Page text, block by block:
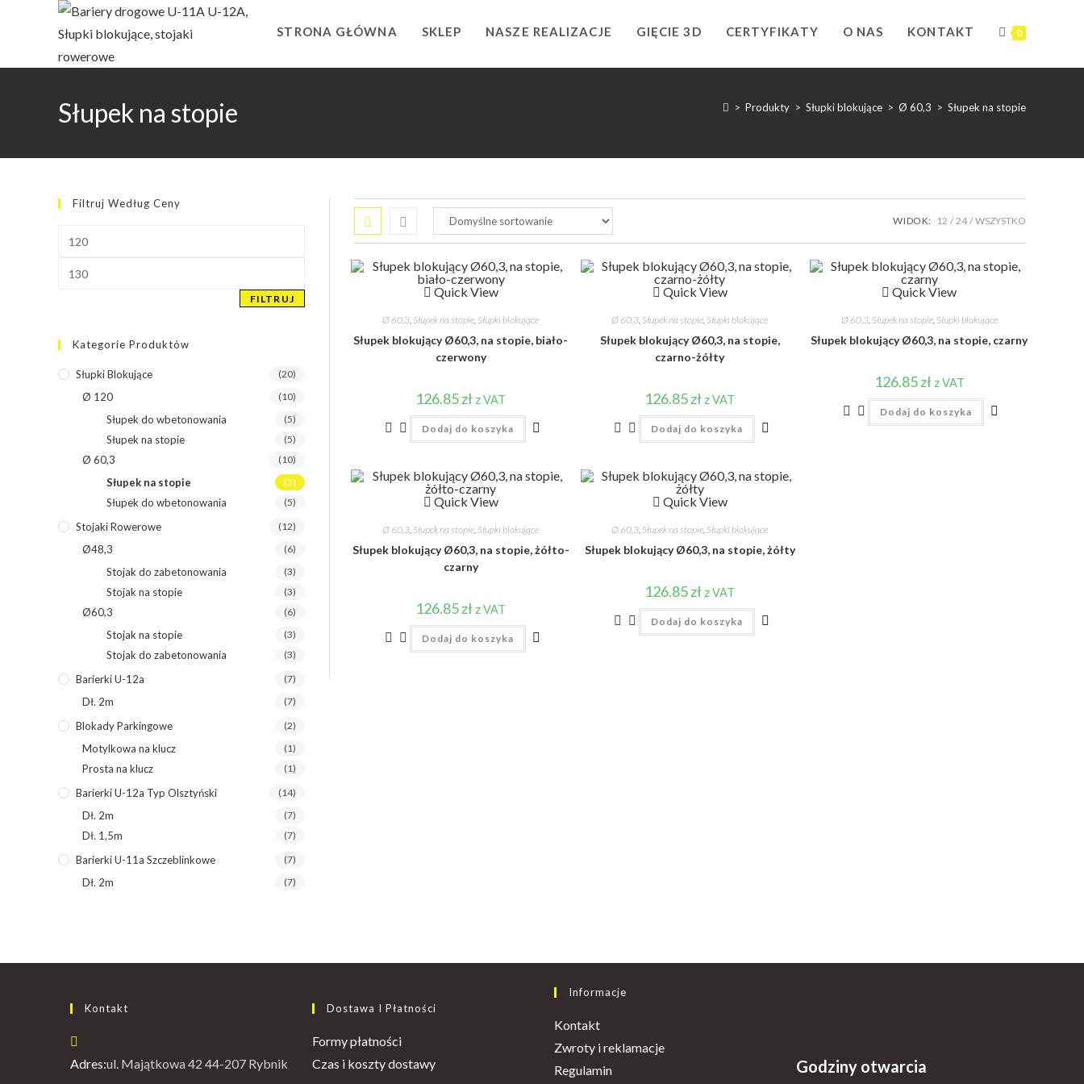
STRONA GŁÓWNA SKLEP NASZE REALIZACJE GIĘCIE 3D CERTYFIKATY O NAS KONTAKT 0
Słupek na stopie > Produkty > Słupki blokujące > Ø 60,3 > Słupek na stopie
WIDOK: 12 24 WSZYSTKO
Quick View
Ø 60,3, Słupek na stopie, Słupki blokujące
Słupek blokujący Ø60,3, na stopie, biało-
czerwony
126.85zł z VAT
Dodaj do koszyka
Quick View
Ø 60,3, Słupek na stopie, Słupki blokujące
Słupek blokujący Ø60,3, na stopie,
czarno-żółty
126.85zł z VAT
Dodaj do koszyka
Quick View
Ø 60,3, Słupek na stopie, Słupki blokujące
Słupek blokujący Ø60,3, na stopie, czarny
126.85zł z VAT
Dodaj do koszyka
Quick View
Ø 60,3 Słupek na stopie Słupki blokujące
Słupek blokujący Ø60,3, na stopie, żółto-
czarny
126.85zł z VAT
Dodaj do koszyka
Quick View
Ø 60,3 Słupek na stopie Słupki blokujące
Słupek blokujący Ø60,3, na stopie, żółty
126.85zł z VAT
Dodaj do koszyka
Filtruj Według Ceny
min
max
FILTRUJ
Kategorie Produktów
Słupki Blokujące (20)
Ø 120 (10)
Słupek do wbetonowania (5)
Słupek na stopie (5)
Ø 60,3 (10)
Słupek na stopie (5)
Słupek do wbetonowania (5)
Stojaki Rowerowe (12)
Ø48,3 (6)
Stojak do zabetonowania (3)
Stojak na stopie (3)
Ø60,3 (6)
Stojak na stopie (3)
Stojak do zabetonowania (3)
Barierki U-12a (7)
Dł. 2m (7)
Blokady Parkingowe (2)
Motylkowa na klucz (1)
Prosta na klucz (1)
Barierki U-12a Typ Olsztyński (14)
Dł. 2m (7)
Dł. 1,5m (7)
Barierki U-11a Szczeblinkowe (7)
Dł. 2m (7)
Kontakt
Adres:ul. Majątkowa 42 44-207 Rybnik
Dostawa I Płatności
Formy płatnościOpens
in
Czas i koszty dostawyOpens
Informacje
Kontakt
Zwroty i reklamacje
Regulamin
Godziny otwarcia